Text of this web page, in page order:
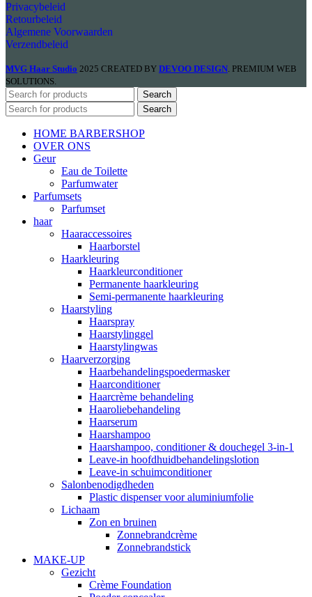
Privacybeleid
Retourbeleid
Algemene Voorwaarden
Verzendbeleid
MVG Haar Studio 2025 CREATED BY DEVOO DESIGN. PREMIUM WEB
SOLUTIONS.
Search
Search
HOME BARBERSHOP
OVER ONS
Geur
Eau de Toilette
Parfumwater
Parfumsets
Parfumset
haar
Haaraccessoires
Haarborstel
Haarkleuring
Haarkleurconditioner
Permanente haarkleuring
Semi-permanente haarkleuring
Haarstyling
Haarspray
Haarstylinggel
Haarstylingwas
Haarverzorging
Haarbehandelingspoedermasker
Haarconditioner
Haarcrème behandeling
Haaroliebehandeling
Haarserum
Haarshampoo
Haarshampoo, conditioner & douchegel 3-in-1
Leave-in hoofdhuidbehandelingslotion
Leave-in schuimconditioner
Salonbenodigdheden
Plastic dispenser voor aluminiumfolie
Lichaam
Zon en bruinen
Zonnebrandcrème
Zonnebrandstick
MAKE-UP
Gezicht
Crème Foundation